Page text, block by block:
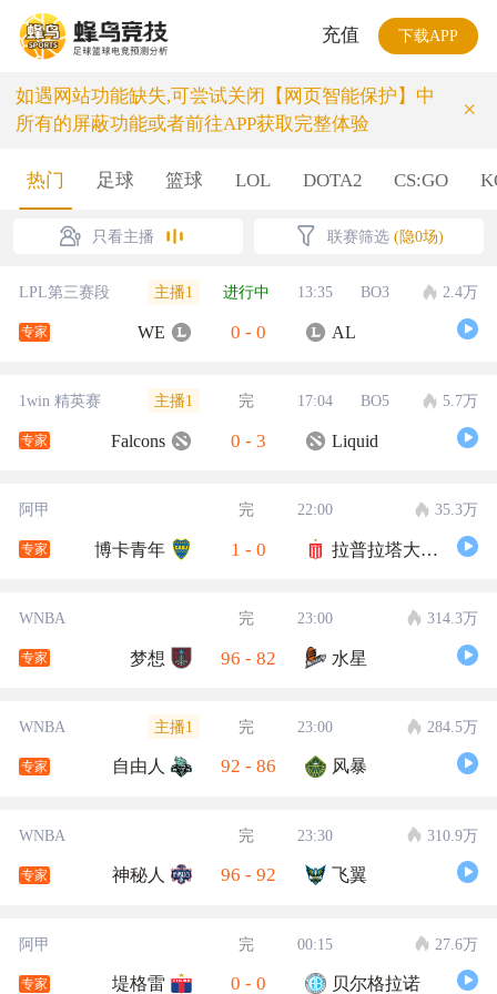
充值 下载APP
如遇网站功能缺失,可尝试关闭【网页智能保护】中
所有的屏蔽功能或者前往APP获取完整体验
×
热门 足球 篮球 LOL DOTA2 CS:GO
只看主播 联赛筛选 (隐0场)
LPL第三赛段 主播1 进行中 13:35 BO3 2.4万
专家 WE 0 - 0 AL
1win 精英赛 主播1 完 17:04 BO5 5.7万
专家 Falcons 0 - 3 Liquid
阿甲 完 22:00 35.3万
专家 博卡青年 1 - 0 拉普拉塔大学生
WNBA 完 23:00 314.3万
专家 梦想 96 - 82 水星
WNBA 主播1 完 23:00 284.5万
专家 自由人 92 - 86 风暴
WNBA 完 23:30 310.9万
专家 神秘人 96 - 92 飞翼
阿甲 完 00:15 27.6万
专家 堤格雷 0 - 0 贝尔格拉诺